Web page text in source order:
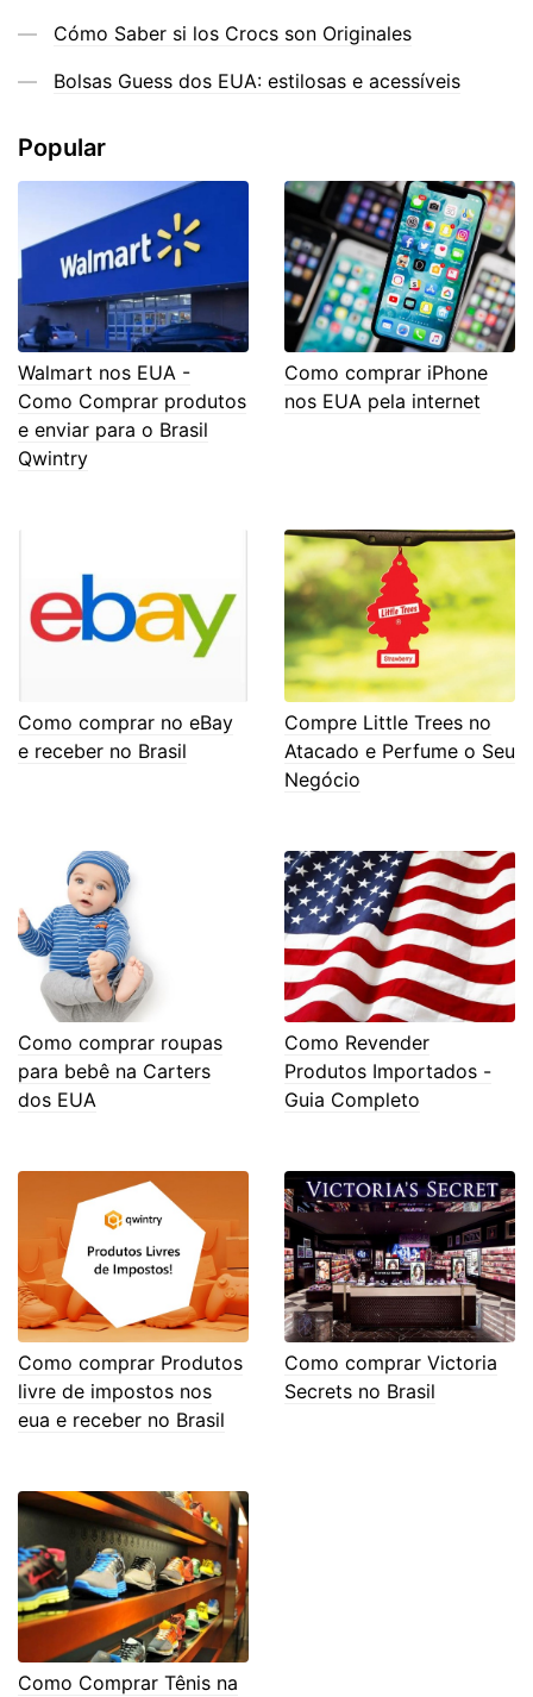
Cómo Saber si los Crocs son Originales
Bolsas Guess dos EUA: estilosas e acessíveis
Popular
Walmart nos EUA -
Como Comprar produtos
e enviar para o Brasil
Qwintry
Como comprar iPhone
nos EUA pela internet
Como comprar no eBay
e receber no Brasil
Compre Little Trees no
Atacado e Perfume o Seu
Negócio
Como comprar roupas
para bebê na Carters
dos EUA
Como Revender
Produtos Importados -
Guia Completo
Como comprar Produtos
livre de impostos nos
eua e receber no Brasil
Como comprar Victoria
Secrets no Brasil
Como Comprar Tênis na